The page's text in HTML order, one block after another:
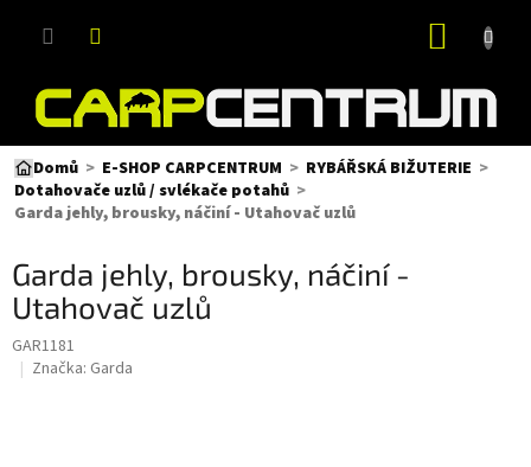
Domů E-SHOP CARPCENTRUM
RYBÁŘSKÁ BIŽUTERIE
Dotahovače uzlů / svlékače potahů
Garda jehly, brousky, náčiní - Utahovač uzlů
Garda jehly, brousky, náčiní -
Utahovač uzlů
GAR1181
Značka: Garda